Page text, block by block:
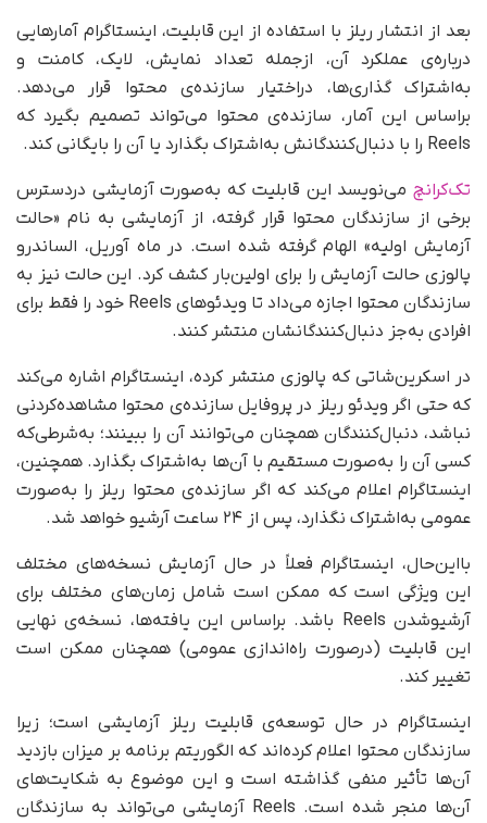
بعد از انتشار ریلز با استفاده از این قابلیت، اینستاگرام آمارهایی
درباره‌ی عملکرد آن، از‌جمله تعداد نمایش، لایک، کامنت و
به‌اشتراک گذاری‌ها، در‌اختیار سازنده‌ی محتوا قرار می‌دهد.
بر‌اساس این آمار، سازنده‌ی محتوا می‌تواند تصمیم بگیرد که
Reels را با دنبال‌کنندگانش به‌اشتراک بگذارد یا آن را بایگانی کند.
تک‌کرانچ می‌نویسد این قابلیت که به‌صورت آزمایشی دردسترس
برخی از سازندگان محتوا قرار گرفته، از آزمایشی به نام «حالت
آزمایش اولیه» الهام گرفته شده است. در ماه آوریل، الساندرو
پالوزی حالت آزمایش را برای اولین‌بار کشف کرد. این حالت نیز به
سازندگان محتوا اجازه می‌داد تا ویدئوهای Reels خود را فقط برای
افرادی به‌جز دنبال‌کنندگانشان منتشر کنند.
در اسکرین‌شاتی که پالوزی منتشر کرده، اینستاگرام اشاره می‌کند
که حتی اگر ویدئو ریلز در پروفایل سازنده‌ی محتوا مشاهده‌کردنی
نباشد، دنبال‌کنندگان همچنان می‌توانند آن را ببینند؛ به‌شرطی‌که
کسی آن را به‌صورت مستقیم با آن‌ها به‌اشتراک بگذارد. همچنین،
اینستاگرام اعلام می‌کند که اگر سازنده‌ی محتوا ریلز را به‌صورت
عمومی به‌اشتراک نگذارد، پس از ۲۴ ساعت آرشیو خواهد شد.
بااین‌حال، اینستاگرام فعلاً در حال آزمایش نسخه‌های مختلف
این ویژگی است که ممکن است شامل زمان‌های مختلف برای
آرشیو‌شدن Reels باشد. بر‌اساس این یافته‌ها، نسخه‌ی نهایی
این قابلیت (در‌صورت راه‌اندازی عمومی) همچنان ممکن است
تغییر کند.
اینستاگرام در حال توسعه‌ی قابلیت ریلز آزمایشی است؛ زیرا
سازندگان محتوا اعلام کرده‌اند که الگوریتم برنامه بر میزان بازدید
آن‌ها تأثیر منفی گذاشته است و این موضوع به شکایت‌های
آن‌ها منجر شده است. Reels آزمایشی می‌تواند به سازندگان